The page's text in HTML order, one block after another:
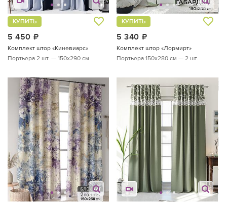
5 450
КУПИТЬ
Комплект штор «Киневиарс»
Портьера 2 шт. — 150х290 см.
5 340
КУПИТЬ
Комплект штор «Лормирт»
Портьера 150х280 см — 2 шт.